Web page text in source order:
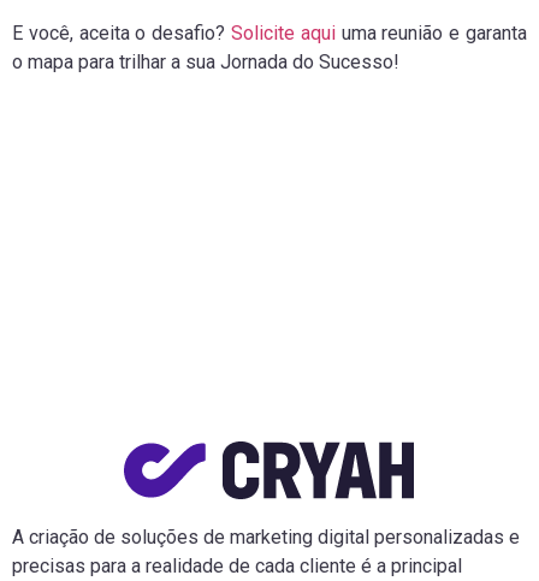
E você, aceita o desafio? Solicite aquiuma reunião e garanta
o mapa para trilhar a sua Jornada do Sucesso!
A criação de soluções de marketing digital personalizadas e
precisas para a realidade de cada cliente é a principal